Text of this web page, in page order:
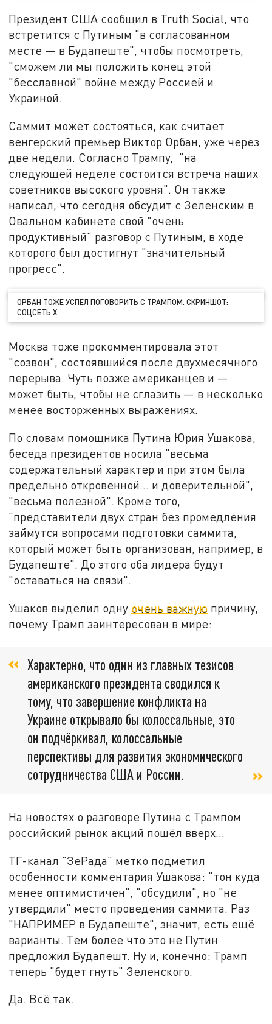
Президент США сообщил в Truth Social, что
встретится с Путиным "в согласованном
месте — в Будапеште", чтобы посмотреть,
"сможем ли мы положить конец этой
"бесславной" войне между Россией и
Украиной.
Саммит может состояться, как считает
венгерский премьер Виктор Орбан, уже через
две недели. Согласно Трампу, "на
следующей неделе состоится встреча наших
советников высокого уровня". Он также
написал, что сегодня обсудит с Зеленским в
Овальном кабинете свой "очень
продуктивный" разговор с Путиным, в ходе
которого был достигнут "значительный
прогресс".
ОРБАН ТОЖЕ УСПЕЛ ПОГОВОРИТЬ С ТРАМПОМ. СКРИНШОТ:
СОЦСЕТЬ Х
Москва тоже прокомментировала этот
"созвон", состоявшийся после двухмесячного
перерыва. Чуть позже американцев и —
может быть, чтобы не сглазить — в несколько
менее восторженных выражениях.
По словам помощника Путина Юрия Ушакова,
беседа президентов носила "весьма
содержательный характер и при этом была
предельно откровенной… и доверительной",
"весьма полезной". Кроме того,
"представители двух стран без промедления
займутся вопросами подготовки саммита,
который может быть организован, например, в
Будапеште". До этого оба лидера будут
"оставаться на связи".
Ушаков выделил одну очень важную причину,
почему Трамп заинтересован в мире:
Характерно, что один из главных тезисов
американского президента сводился к
тому, что завершение конфликта на
Украине открывало бы колоссальные, это
он подчёркивал, колоссальные
перспективы для развития экономического
сотрудничества США и России.
На новостях о разговоре Путина с Трампом
российский рынок акций пошёл вверх…
ТГ-канал "ЗеРада" метко подметил
особенности комментария Ушакова: "тон куда
менее оптимистичен", "обсудили", но "не
утвердили" место проведения саммита. Раз
"НАПРИМЕР в Будапеште", значит, есть ещё
варианты. Тем более что это не Путин
предложил Будапешт. Ну и, конечно: Трамп
теперь "будет гнуть" Зеленского.
Да. Всё так.